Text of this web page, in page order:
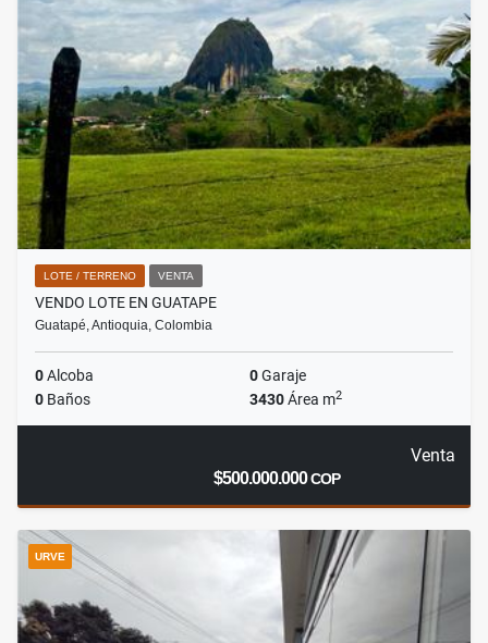
LOTE / TERRENO VENTA
VENDO LOTE EN GUATAPE
Guatapé, Antioquia, Colombia
0Alcoba 0Garaje
0 Baños 3430Área m2
Venta
$500.000.000COP
URVE